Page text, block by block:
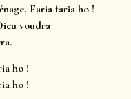
Faria faria ho !
voudra
ho !
ho !